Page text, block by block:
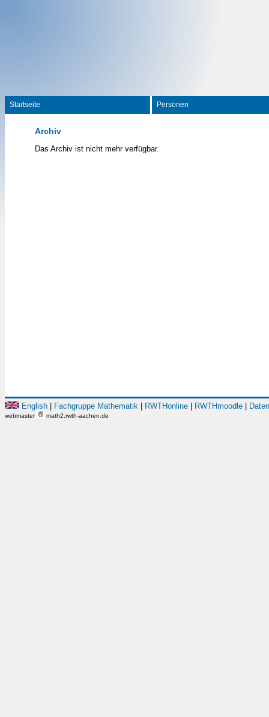
Startseite Personen
Archiv
Das Archiv ist nicht mehr verfügbar.
English Fachgruppe Mathematik RWTHonline RWTHmoodle
webmaster math2.rwth-aachen.de